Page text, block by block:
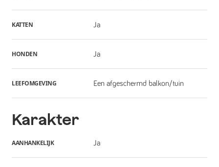
KATTEN Ja
HONDEN Ja
LEEFOMGEVING Een afgeschermd balkon/tuin
Karakter
AANHANKELIJK Ja